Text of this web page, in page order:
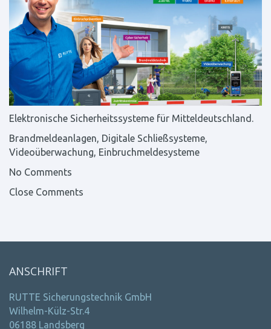
Elektronische Sicherheitssysteme für Mitteldeutschland.
Brandmeldeanlagen, Digitale Schließsysteme,
Videoüberwachung, Einbruchmeldesysteme
No Comments
Close Comments
ANSCHRIFT
RUTTE Sicherungstechnik GmbH
Wilhelm-Külz-Str.4
06188 Landsberg